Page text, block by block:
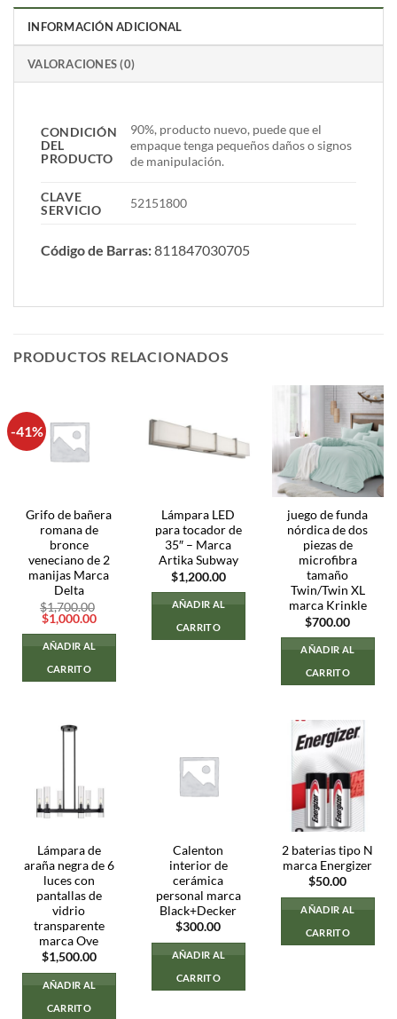
INFORMACIÓN ADICIONAL
VALORACIONES (0)
CONDICIÓN
DEL
PRODUCTO
90%, producto nuevo, puede que el
empaque tenga pequeños daños o signos
de manipulación.
CLAVE
SERVICIO
52151800
Código de Barras:811847030705
PRODUCTOS RELACIONADOS
-41%
Grifo de bañera
romana de
bronce
veneciano de 2
manijas Marca
Delta
$1,700.00
El
precio
original
era:
$1,700.00.
$1,000.00El
es:
AÑADIR AL
CARRITO
Lámpara LED
para tocador de
35″ – Marca
Artika Subway
$1,200.00
AÑADIR AL
CARRITO
juego de funda
nórdica de dos
piezas de
microfibra
tamaño
Twin/Twin XL
marca Krinkle
$700.00
AÑADIR AL
CARRITO
Lámpara de
araña negra de 6
luces con
pantallas de
vidrio
transparente
marca Ove
$1,500.00
AÑADIR AL
CARRITO
Calenton
interior de
cerámica
personal marca
Black+Decker
$300.00
AÑADIR AL
CARRITO
2 baterias tipo N
marca Energizer
$50.00
AÑADIR AL
CARRITO